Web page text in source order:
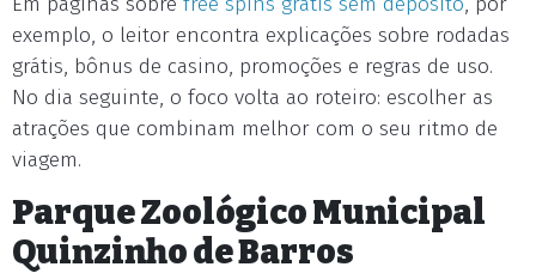
exemplo, o leitor encontra explicações sobre rodadas
grátis, bônus de casino, promoções e regras de uso.
No dia seguinte, o foco volta ao roteiro: escolher as
atrações que combinam melhor com o seu ritmo de
viagem.
Parque Zoológico Municipal
Quinzinho de Barros